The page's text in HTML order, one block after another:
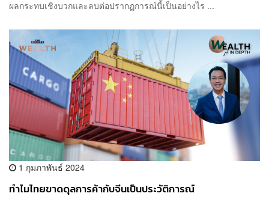
ผลกระทบเชิงบวกและลบต่อปรากฏการณ์นี้เป็นอย่างไร ...
1 กุมภาพันธ์ 2024
ทำไมไทยขาดดุลการค้ากับจีนเป็นประวัติการณ์